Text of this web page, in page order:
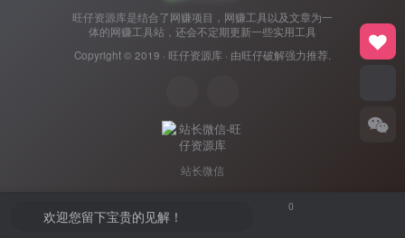
旺仔资源库是结合了网赚项目，网赚工具以及文章为一
体的网赚工具站，还会不定期更新一些实用工具
Copyright © 2019 · 旺仔资源库 · 由旺仔破解强力推荐.
站长微信
欢迎您留下宝贵的见解！
0